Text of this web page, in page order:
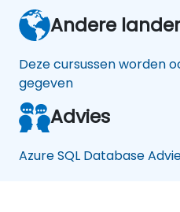
Andere
Deze cursussen worden
gegeven
Advies
Azure SQL Database